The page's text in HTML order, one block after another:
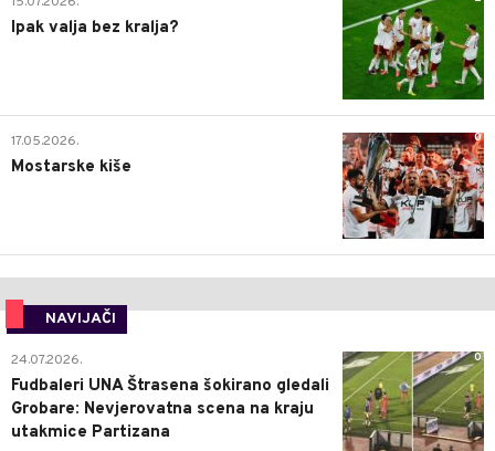
Ipak valja bez kralja?
0
17.05.2026.
Mostarske kiše
NAVIJAČI
0
24.07.2026.
Fudbaleri UNA Štrasena šokirano gledali
Grobare: Nevjerovatna scena na kraju
utakmice Partizana